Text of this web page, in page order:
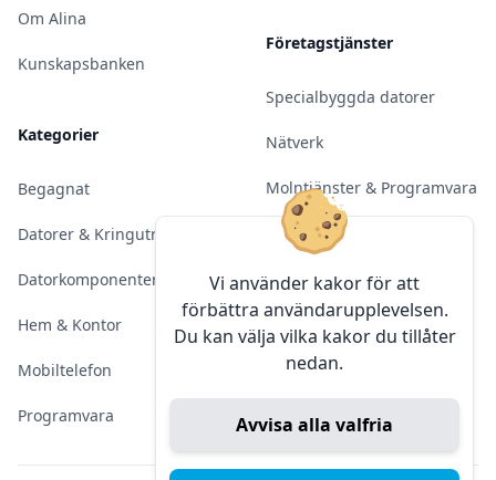
Vi använder kakor för att
förbättra användarupplevelsen.
Du kan välja vilka kakor du tillåter
nedan.
Avvisa alla valfria
Om Alina
Kunskapsbanken
Kategorier
Begagnat
Datorer & Kringutrustning
Datorkomponenter
Hem & Kontor
Mobiltelefon
Programvara
Företagstjänster
Specialbyggda datorer
Nätverk
Molntjänster & Programvara
Server & Backup
Kameraövervakning
Konferens & Public Display
Sälja elektronik